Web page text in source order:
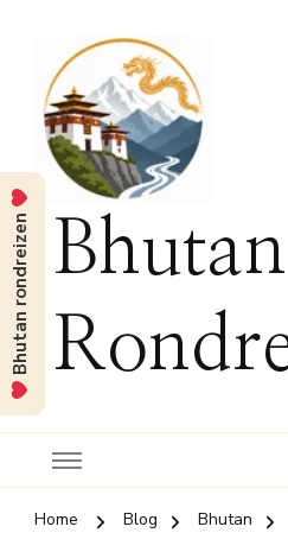
Bhutan
Home Blog
Bhutan
Bhutan rondreizen